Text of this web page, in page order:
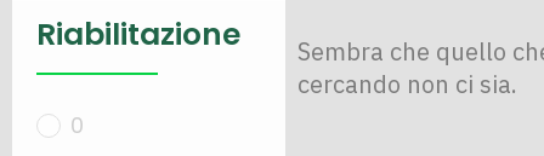
Riabilitazione
0
Sembra che quello
cercando non ci sia.